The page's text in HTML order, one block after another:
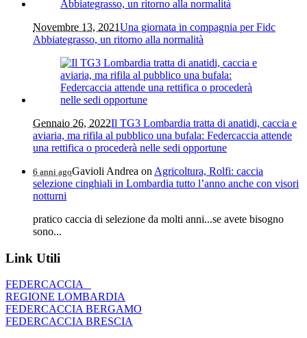
Novembre 13, 2021Una giornata in compagnia per Fidc
Abbiategrasso, un ritorno alla normalità
Gennaio 26, 2022Il TG3 Lombardia tratta di anatidi, caccia e
aviaria, ma rifila al pubblico una bufala: Federcaccia attende
una rettifica o procederà nelle sedi opportune
6 anni agoGavioli Andrea on Agricoltura, Rolfi: caccia
selezione cinghiali in Lombardia tutto l’anno anche con visori
notturni
pratico caccia di selezione da molti anni...se avete bisogno
sono...
Link Utili
FEDERCACCIA
REGIONE LOMBARDIA
FEDERCACCIA BERGAMO
FEDERCACCIA BRESCIA